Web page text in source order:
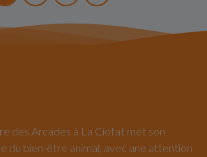
des Arcades à La Ciotat met son
du bien-être animal, avec une attention